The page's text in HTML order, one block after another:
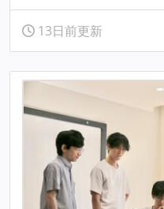
13日前更新